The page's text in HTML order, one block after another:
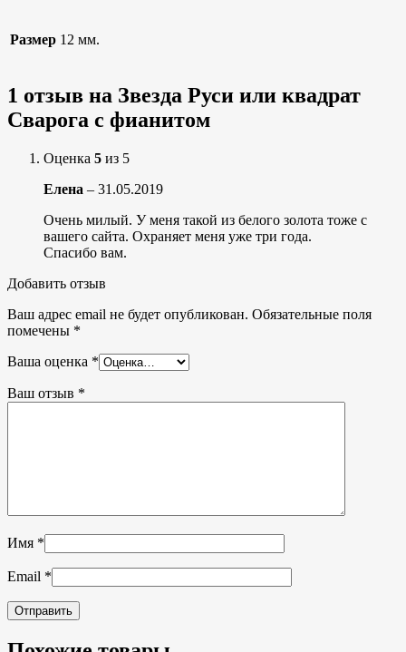
Размер 12 мм.
1 отзыв на Звезда Руси или квадрат
Сварога с фианитом
Оценка 5 из 5
Елена – 31.05.2019
Очень милый. У меня такой из белого золота тоже с
вашего сайта. Охраняет меня уже три года.
Спасибо вам.
Добавить отзыв
Ваш адрес email не будет опубликован. Обязательные поля
помечены *
Ваша оценка *
Ваш отзыв *
Имя *
Email *